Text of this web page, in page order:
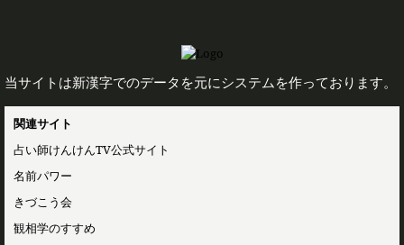
当サイトは新漢字でのデータを元にシステムを作っております。
関連サイト
占い師けんけんTV公式サイト
名前パワー
きづこう会
観相学のすすめ